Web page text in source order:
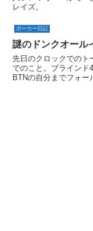
レイズ。
ポーカー日記
謎のドンクオール
先日のクロックでのト
でのこと。ブラインド
BTNの自分までフォー